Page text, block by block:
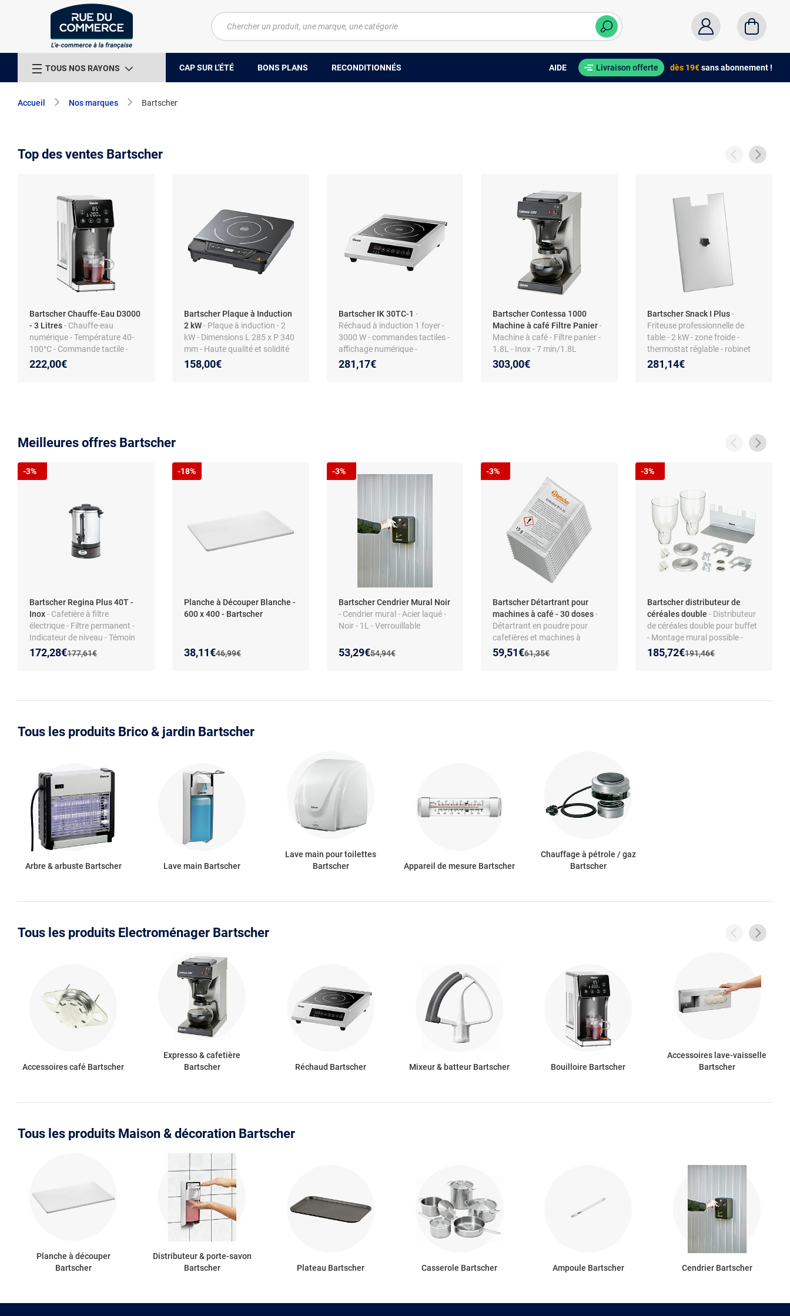
TOUS NOS RAYONS CAP SUR L'ÉTÉ BONS PLANS RECONDITIONNÉS AIDE Livraison offerte dès 19€sans abonnement !
Accueil Nos marques Bartscher
Top des ventes Bartscher
Bartscher Chauffe-Eau D3000
- 3 Litres- Chauffe-eau
numérique - Température 40-
100°C - Commande tactile -
Acier inoxydable
222,00€
Bartscher Plaque à Induction
2 kW- Plaque à induction - 2
kW - Dimensions L 285 x P 340
mm - Haute qualité et solidité
158,00€
Bartscher IK 30TC-1 -
Réchaud à induction 1 foyer -
3000 W - commandes tactiles -
affichage numérique -
reconnaissance de casserole -
protection surchauffe
281,17€
Bartscher Contessa 1000
Machine à café Filtre Panier-
Machine à café - Filtre panier -
1.8L - Inox - 7 min/1.8L
303,00€
Bartscher Snack I Plus-
Friteuse professionnelle de
table - 2 kW - zone froide -
thermostat réglable - robinet
de vidange - résistance
escamotable - témoin de
281,14€
Meilleures offres Bartscher
Bartscher Regina Plus 40T -
Inox- Cafetière à filtre
électrique - Filtre permanent -
Indicateur de niveau - Témoin
de détartrage - Fonction
maintien au chaud - 1200 W -
Ancien prix :
177,61€
Nouveau prix :
172,28€
Réduction de :
-3%
Planche à Découper Blanche -
600 x 400 - Bartscher
Ancien prix :
46,99€
Nouveau prix :
38,11€
Réduction de :
-18%
Bartscher Cendrier Mural Noir
- Cendrier mural - Acier laqué -
Noir - 1L - Verrouillable
Ancien prix :
54,94€
Nouveau prix :
53,29€
Réduction de :
-3%
Bartscher Détartrant pour
machines à café - 30 doses-
Détartrant en poudre pour
cafetières et machines à
espresso - Sans chlore ni
phosphate - pH 1,8 à 2,4 -
Ancien prix :
61,35€
Nouveau prix :
59,51€
Réduction de :
-3%
Bartscher distributeur de
céréales double - Distributeur
de céréales double pour buffet
- Montage mural possible -
Récipients anti-rayures - Corps
plastique et tôle d’acier laquée
Ancien prix :
191,46€
Nouveau prix :
185,72€
Réduction de :
-3%
Tous les produits Brico & jardin Bartscher
Arbre & arbuste Bartscher Lave main Bartscher
Lave main pour toilettes
Bartscher
Appareil de mesure Bartscher
Chauffage à pétrole / gaz
Bartscher
Tous les produits Electroménager Bartscher
Accessoires café Bartscher
Expresso & cafetière
Bartscher
Réchaud Bartscher Mixeur & batteur Bartscher Bouilloire Bartscher
Accessoires lave-vaisselle
Bartscher
Tous les produits Maison & décoration Bartscher
Planche à découper
Bartscher
Distributeur & porte-savon
Bartscher
Plateau Bartscher Casserole Bartscher Ampoule Bartscher Cendrier Bartscher